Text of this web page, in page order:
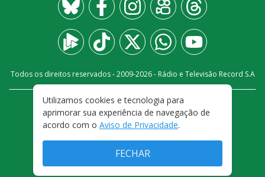
Todos os direitos reservados - 2009-2026- Rádio e Televisão Record S.A
FALE CONOSCO
PRIVACIDADE
TERMOS E CONDIÇÕES DE USO
Utilizamos cookies e tecnologia para
aprimorar sua experiência de navegação de
acordo com o Aviso de Privacidade.
FECHAR